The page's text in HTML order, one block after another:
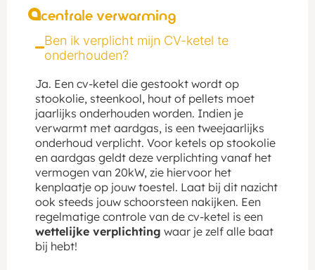
centrale verwarming
Ben ik verplicht mijn CV-ketel te
onderhouden?
Ja. Een cv-ketel die gestookt wordt op
stookolie, steenkool, hout of pellets moet
jaarlijks onderhouden worden. Indien je
verwarmt met aardgas, is een tweejaarlijks
onderhoud verplicht. Voor ketels op stookolie
en aardgas geldt deze verplichting vanaf het
vermogen van 20kW, zie hiervoor het
kenplaatje op jouw toestel. Laat bij dit nazicht
ook steeds jouw schoorsteen nakijken. Een
regelmatige controle van de cv-ketel is een
wettelijke verplichting waar je zelf alle baat
bij hebt!